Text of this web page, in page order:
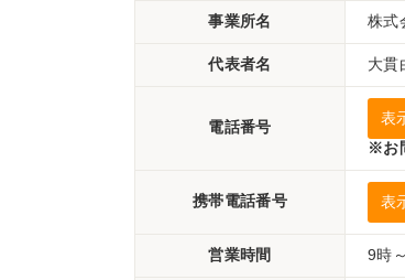
事業所名 株式
代表者名 大貫
電話番号
表
※お
携帯電話番号 表
営業時間 9時